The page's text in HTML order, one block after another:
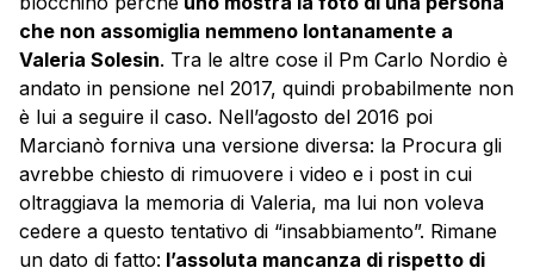
che non assomiglia nemmeno lontanamente a
Valeria Solesin. Tra le altre cose il Pm Carlo Nordio è
andato in pensione nel 2017, quindi probabilmente non
è lui a seguire il caso. Nell’agosto del 2016 poi
Marcianò forniva una versione diversa: la Procura gli
avrebbe chiesto di rimuovere i video e i post in cui
oltraggiava la memoria di Valeria, ma lui non voleva
cedere a questo tentativo di “insabbiamento”. Rimane
un dato di fatto: l’assoluta mancanza di rispetto di